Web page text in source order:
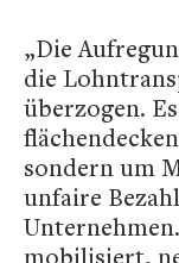
„Die
die
überzogen.
sondern um
unfaire
mobilisiert,